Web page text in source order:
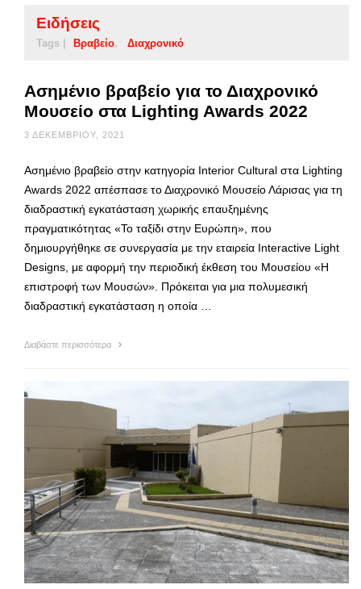
Ειδήσεις
Tags | Βραβείο Διαχρονικό
Ασημένιο βραβείο για το Διαχρονικό
Μουσείο στα Lighting Awards 2022
3 ΔΕΚΕΜΒΡΊΟΥ, 2021
Ασημένιο βραβείο στην κατηγορία Interior Cultural στα Lighting
Awards 2022 απέσπασε το Διαχρονικό Μουσείο Λάρισας για τη
διαδραστική εγκατάσταση χωρικής επαυξημένης
πραγματικότητας «Το ταξίδι στην Ευρώπη», που
δημιουργήθηκε σε συνεργασία με την εταιρεία Interactive Light
Designs, με αφορμή την περιοδική έκθεση του Μουσείου «Η
επιστροφή των Μουσών». Πρόκειται για μια πολυμεσική
διαδραστική εγκατάσταση η οποία …
Διαβάστε περισσότερα